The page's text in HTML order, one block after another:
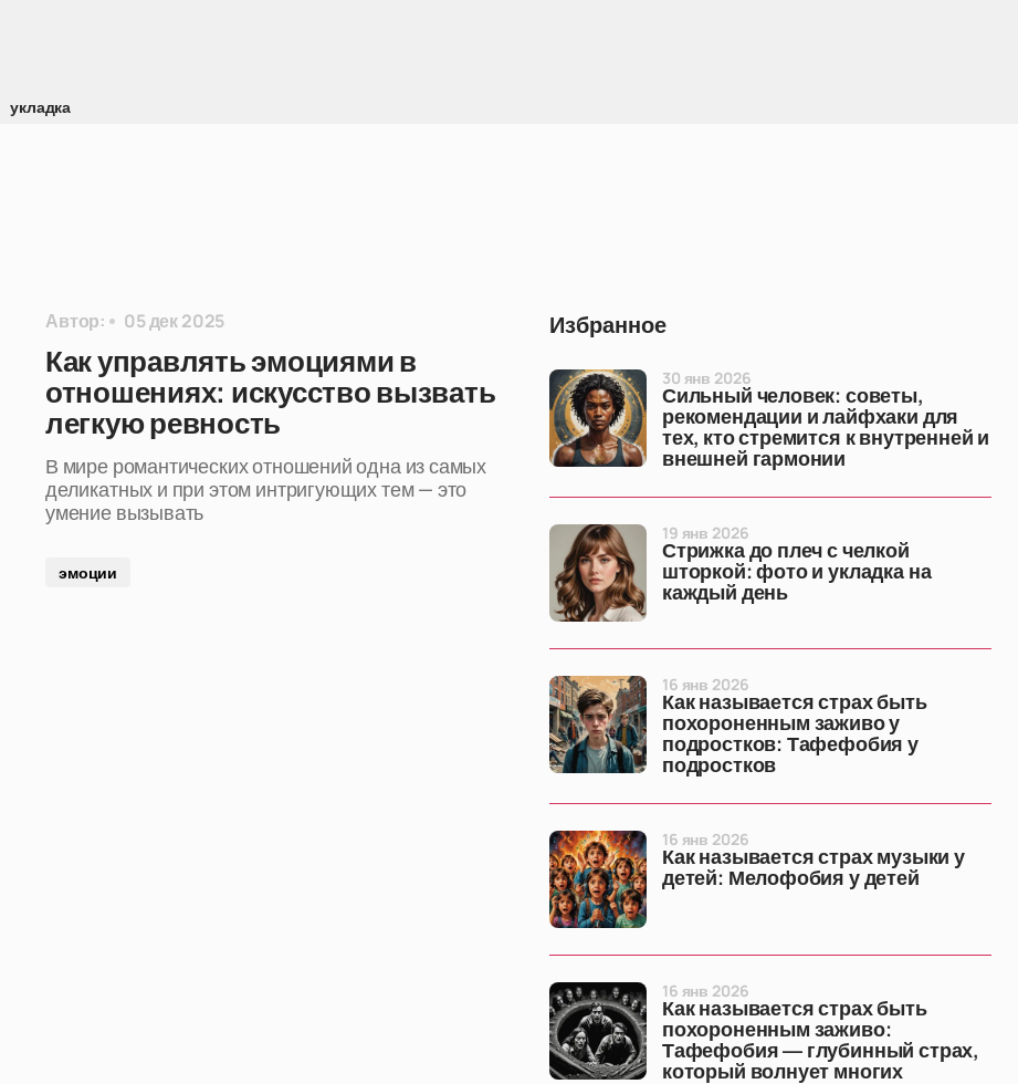
укладка
Автор: 05 дек 2025
Как управлять эмоциями в
отношениях: искусство вызвать
легкую ревность
В мире романтических отношений одна из самых
деликатных и при этом интригующих тем — это
умение вызывать
эмоции
Избранное
Сильный человек: советы,
рекомендации и лайфхаки для
тех, кто стремится к внутренней и
внешней гармонии
30 янв 2026
Стрижка до плеч с челкой
шторкой: фото и укладка на
каждый день
19 янв 2026
Как называется страх быть
похороненным заживо у
подростков: Тафефобия у
подростков
16 янв 2026
Как называется страх музыки у
детей: Мелофобия у детей
16 янв 2026
Как называется страх быть
похороненным заживо:
Тафефобия — глубинный страх,
который волнует многих
16 янв 2026